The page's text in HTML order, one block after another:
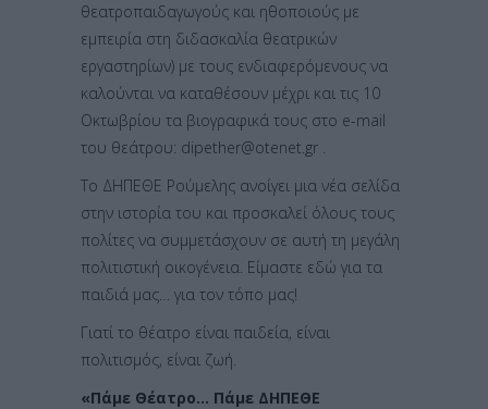
θεατροπαιδαγωγούς και ηθοποιούς με
εμπειρία στη διδασκαλία θεατρικών
εργαστηρίων) με τους ενδιαφερόμενους να
καλούνται να καταθέσουν μέχρι και τις 10
Οκτωβρίου τα βιογραφικά τους στο e-mail
του θεάτρου: dipether@otenet.gr .
Το ΔΗΠΕΘΕ Ρούμελης ανοίγει μια νέα σελίδα
στην ιστορία του και προσκαλεί όλους τους
πολίτες να συμμετάσχουν σε αυτή τη μεγάλη
πολιτιστική οικογένεια. Είμαστε εδώ για τα
παιδιά μας… για τον τόπο μας!
Γιατί το θέατρο είναι παιδεία, είναι
πολιτισμός, είναι ζωή.
«Πάμε Θέατρο… Πάμε ΔΗΠΕΘΕ